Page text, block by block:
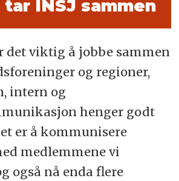
tar INSJ sammen
det viktig å jobbe sammen
og regioner,
intern og
henger godt
er å kommunisere
medlemmene vi
også nå enda flere